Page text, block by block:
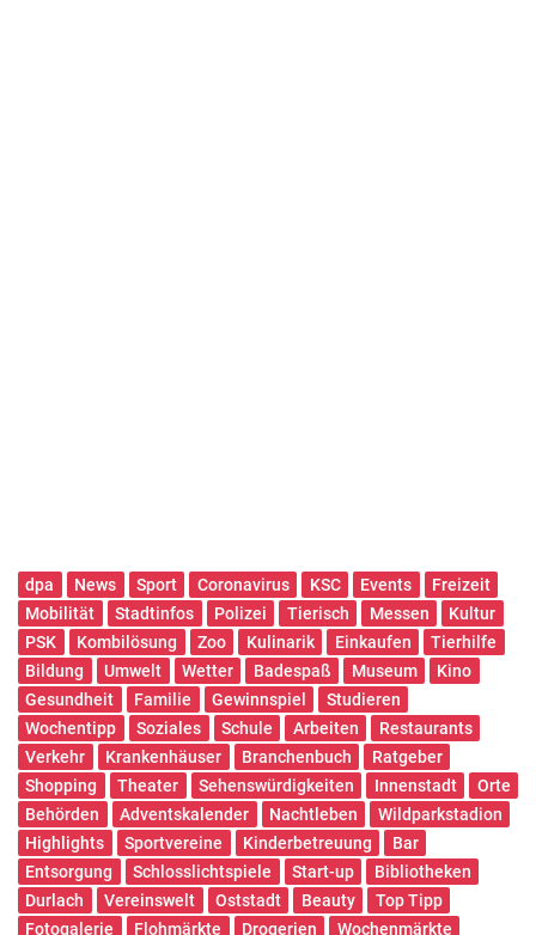
dpa News Sport Coronavirus KSC Events
Freizeit
Mobilität
Stadtinfos Polizei Tierisch Messen
Kultur
PSK
Kombilösung Zoo Kulinarik Einkaufen
Tierhilfe
Bildung
Umwelt Wetter Badespaß Museum
Kino
Gesundheit
Familie Gewinnspiel
Studieren
Wochentipp
Soziales Schule Arbeiten
Restaurants
Verkehr
Krankenhäuser Branchenbuch
Ratgeber
Shopping
Theater Sehenswürdigkeiten Innenstadt
Orte
Behörden
Adventskalender Nachtleben
Wildparkstadion
Highlights
Sportvereine Kinderbetreuung
Bar
Entsorgung
Schlosslichtspiele Start-up
Bibliotheken
Durlach
Vereinswelt Oststadt Beauty
Top Tipp
Fotogalerie
Flohmärkte Drogerien
Wochenmärkte